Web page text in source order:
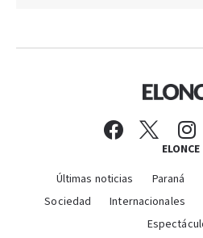
ELONCE
Últimas noticias Paraná
Sociedad
Internacionales